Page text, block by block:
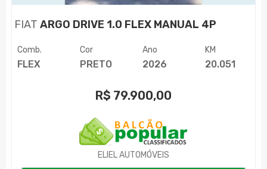
FIAT ARGO DRIVE 1.0 FLEX MANUAL 4P
Comb.
FLEX
Cor
PRETO
Ano
2026
KM
20.051
R$ 79.900,00
ELIEL AUTOMÓVEIS